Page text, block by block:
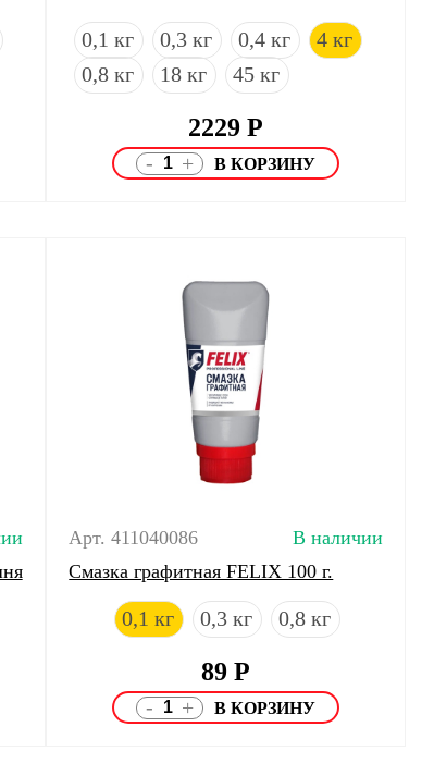
0,1 кг 0,3 кг 0,4 кг
4 кг
0,8 кг
18 кг 45 кг
2229Р
- +
Арт. 411040086
В наличии
Смазка графитная FELIX 100 г.
0,1 кг 0,3 кг 0,8 кг
89Р
- +